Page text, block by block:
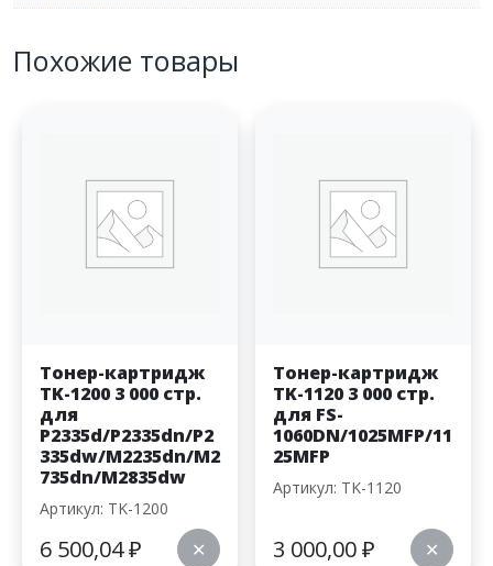
Похожие товары
Тонер-картридж
TK-1200 3 000 стр.
для
P2335d/P2335dn/P2
335dw/M2235dn/M2
735dn/M2835dw
Артикул: TK-1200
6 500,04₽ ✕
Тонер-картридж
TK-1120 3 000 стр.
для FS-
1060DN/1025MFP/11
25MFP
Артикул: TK-1120
3 000,00₽ ✕